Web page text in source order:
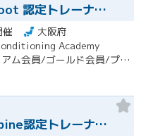
認定トレーナ…
催
大阪府
Academy
・PACプレミアム会員/ゴールド会員/プラチナ会員：9,900円（税込） ・PACスタンダード会員：13,200円（税込） ・フリー会員：16,500円（税込）
認定トレーナ…